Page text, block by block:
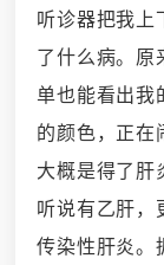
听诊器把我上
了什么病。原
单也能看出我
的颜色，正在
大概是得了肝
听说有乙肝，
传染性肝炎。